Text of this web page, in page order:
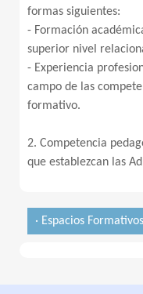
formas siguientes:
- Formación
superior nivel
- Experiencia
campo de las
formativo.
2. Competencia
que establezcan las
· Espacios Formativos